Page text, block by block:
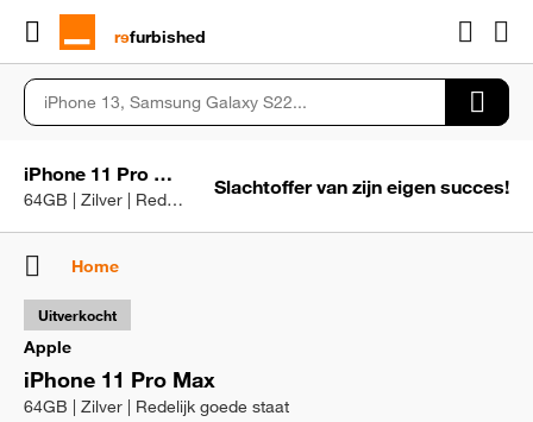
rɘfurbished
iPhone 11 Pro Max
64GB | Zilver | Redelijk goede staat
Slachtoffer van zijn eigen succes!
Home
Apple
iPhone 11 Pro Max
64GB | Zilver | Redelijk goede staat
Uitverkocht